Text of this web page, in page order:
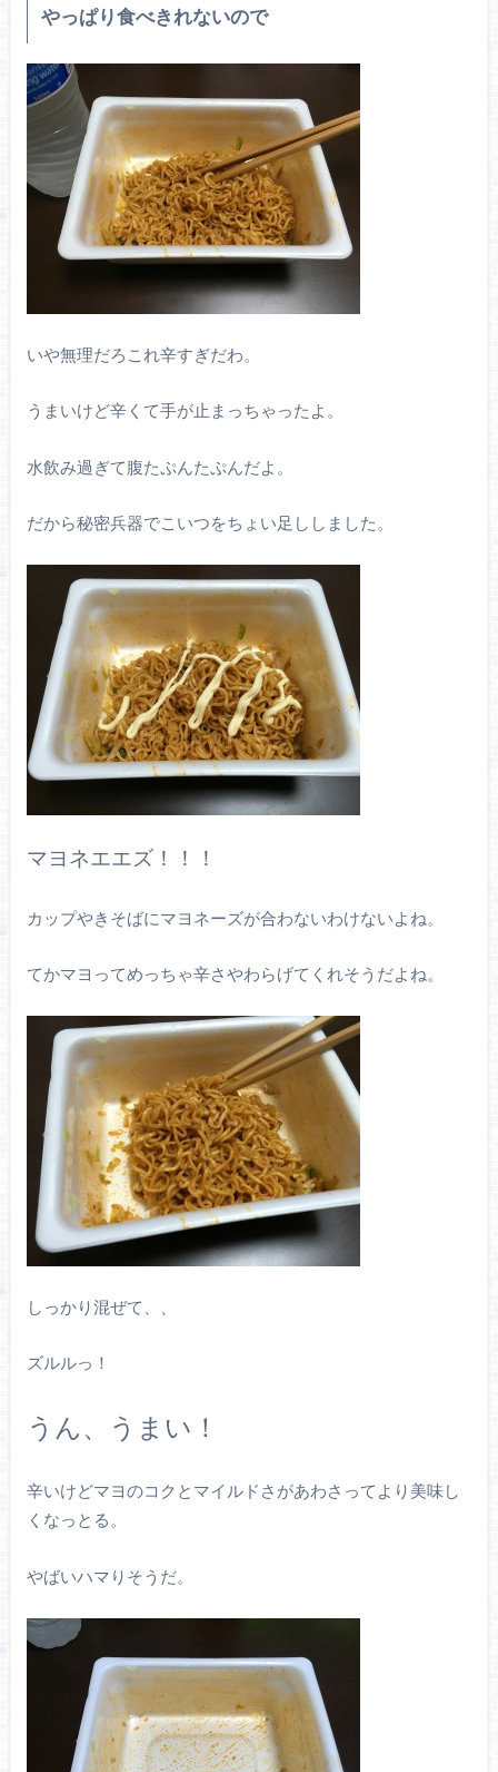
やっぱり食べきれないので
いや無理だろこれ辛すぎだわ。
うまいけど辛くて手が止まっちゃったよ。
水飲み過ぎて腹たぷんたぷんだよ。
だから秘密兵器でこいつをちょい足ししました。
マヨネエエズ！！！
カップやきそばにマヨネーズが合わないわけないよね。
てかマヨってめっちゃ辛さやわらげてくれそうだよね。
しっかり混ぜて、、
ズルルっ！
うん、うまい！
辛いけどマヨのコクとマイルドさがあわさってより美味し
くなっとる。
やばいハマりそうだ。